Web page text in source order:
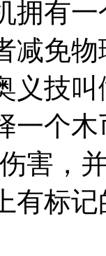
拥有
减免
义技
一个
害，
有标